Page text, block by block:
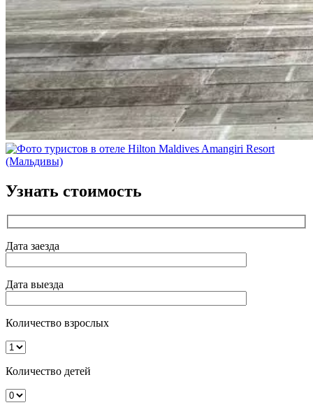
Узнать стоимость
Дата заезда
Дата выезда
Количество взрослых
Количество детей